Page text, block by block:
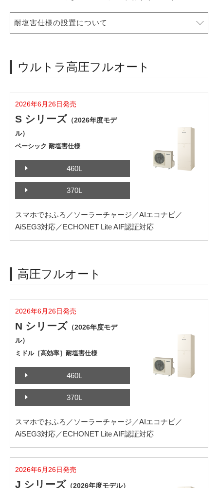
耐塩害仕様の設置について
ウルトラ高圧フルオート
2026年6月26日発売
S シリーズ （2026年度モデ
ル）
ベーシック 耐塩害仕様
460L
370L
スマホでおふろ／ソーラーチャージ／AIエコナビ／
AiSEG3対応／ECHONET Lite AIF認証対応
高圧フルオート
2026年6月26日発売
N シリーズ （2026年度モデ
ル）
ミドル［高効率］耐塩害仕様
460L
370L
スマホでおふろ／ソーラーチャージ／AIエコナビ／
AiSEG3対応／ECHONET Lite AIF認証対応
2026年6月26日発売
J シリーズ （2026年度モデル）